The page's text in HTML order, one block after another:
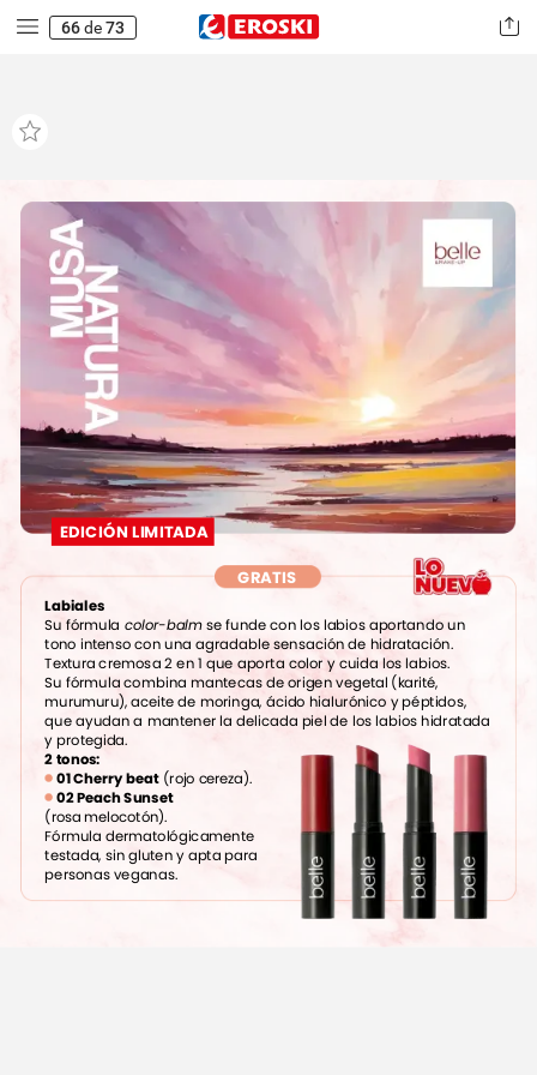
66de73
EDICIÓN LIMITADA
Labiales
Su fórmula color-balmsefundeconlos labios aportandoun
tono intenso con una agradablesensación de hidratación.
Textura cremosa 2en1 que aporta color y cuida loslabios.
Su fórmula combina mantecas deorigenvegetal (karité,
murumuru),aceitede moringa, ácido hialurónico ypéptidos,
queayudan a mantenerla delicada piel de loslabios hidratada
yprotegida.
2tonos:
01Cherrybeat (rojo cereza).
02PeachSunset
(rosa melocotón).
Fórmula dermatológicamente
testada, singlutenyapta para
personasveganas.
GRATIS